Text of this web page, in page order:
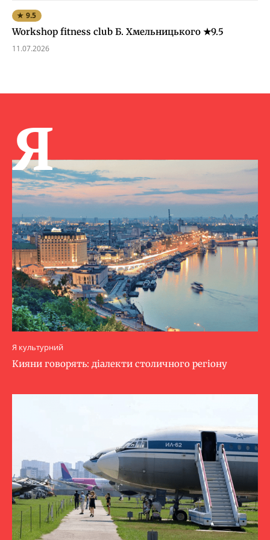
★ 9.5
Workshop fitness club Б. Хмельницького ★9.5
11.07.2026
Я
Я культурний
Кияни говорять: діалекти столичного регіону